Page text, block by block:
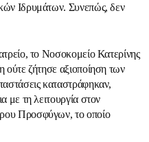
Ιδρυμάτων. Συνεπώς, δεν
το Νοσοκομείο Κατερίνης
ούτε ζήτησε αξιοποίηση των
καταστράφηκαν,
με τη λειτουργία στον
Προσφύγων, το οποίο